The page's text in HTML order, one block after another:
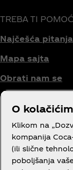
TREBA TI POMOĆ
Najčešća pitanja
Mapa sajta
Obrati nam se
Uslovi
Obaveštenje o
Podešavanja
O
Klikom na
kompanija
(ili slične
poboljšanja